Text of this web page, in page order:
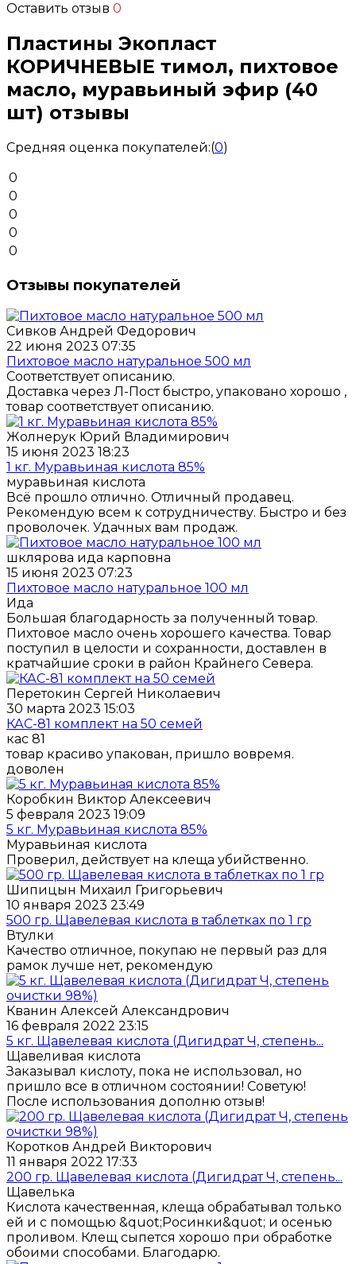
Оставить отзыв 0
Пластины Экопласт
КОРИЧНЕВЫЕ тимол, пихтовое
масло, муравьиный эфир (40
шт) отзывы
Средняя оценка покупателей:(0)
0
0
0
0
0
Отзывы покупателей
Сивков Андрей Федорович
22 июня 2023 07:35
Пихтовое масло натуральное 500 мл
Соответствует описанию.
Доставка через Л-Пост быстро, упаковано хорошо ,
товар соответствует описанию.
Жолнерук Юрий Владимирович
15 июня 2023 18:23
1 кг. Муравьиная кислота 85%
муравьиная кислота
Всё прошло отлично. Отличный продавец.
Рекомендую всем к сотрудничеству. Быстро и без
проволочек. Удачных вам продаж.
шклярова ида карповна
15 июня 2023 07:23
Пихтовое масло натуральное 100 мл
Ида
Большая благодарность за полученный товар.
Пихтовое масло очень хорошего качества. Товар
поступил в целости и сохранности, доставлен в
кратчайшие сроки в район Крайнего Севера.
Перетокин Сергей Николаевич
30 марта 2023 15:03
КАС-81 комплект на 50 семей
кас 81
товар красиво упакован, пришло вовремя.
доволен
Коробкин Виктор Алексеевич
5 февраля 2023 19:09
5 кг. Муравьиная кислота 85%
Муравьиная кислота
Проверил, действует на клеща убийственно.
Шипицын Михаил Григорьевич
10 января 2023 23:49
500 гр. Щавелевая кислота в таблетках по 1 гр
Втулки
Качество отличное, покупаю не первый раз для
рамок лучше нет, рекомендую
Кванин Алексей Александрович
16 февраля 2022 23:15
5 кг. Щавелевая кислота (Дигидрат Ч, степень...
Щавеливая кислота
Заказывал кислоту, пока не использовал, но
пришло все в отличном состоянии! Советую!
После использования дополню отзыв!
Коротков Андрей Викторович
11 января 2022 17:33
200 гр. Щавелевая кислота (Дигидрат Ч, степень...
Щавелька
Кислота качественная, клеща обрабатывал только
ей и с помощью &quot;Росинки&quot; и осенью
проливом. Клещ сыпется хорошо при обработке
обоими способами. Благодарю.